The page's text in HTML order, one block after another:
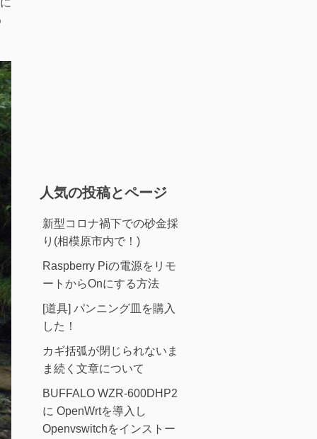
人気の投稿とページ
新型コロナ禍下での砂金採
り(相模原市内で！)
Raspberry Piの電源をリモ
ートからOnにする方法
[道具] パンニング皿を購入
した！
カギ括弧が閉じられないま
ま続く文章について
BUFFALO WZR-600DHP2
に OpenWrtを導入し
Openvswitchをインストー